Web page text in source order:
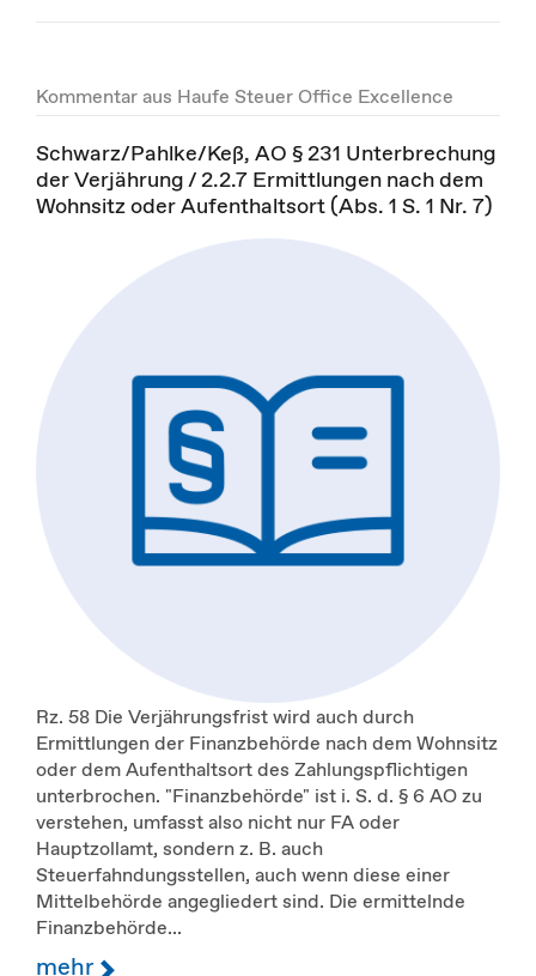
Kommentar aus Haufe Steuer Office Excellence
Schwarz/Pahlke/Keß, AO § 231 Unterbrechung
der Verjährung / 2.2.7 Ermittlungen nach dem
Wohnsitz oder Aufenthaltsort (Abs. 1 S. 1 Nr. 7)
Rz. 58 Die Verjährungsfrist wird auch durch
Ermittlungen der Finanzbehörde nach dem Wohnsitz
oder dem Aufenthaltsort des Zahlungspflichtigen
unterbrochen. "Finanzbehörde" ist i. S. d. § 6 AO zu
verstehen, umfasst also nicht nur FA oder
Hauptzollamt, sondern z. B. auch
Steuerfahndungsstellen, auch wenn diese einer
Mittelbehörde angegliedert sind. Die ermittelnde
Finanzbehörde...
mehr